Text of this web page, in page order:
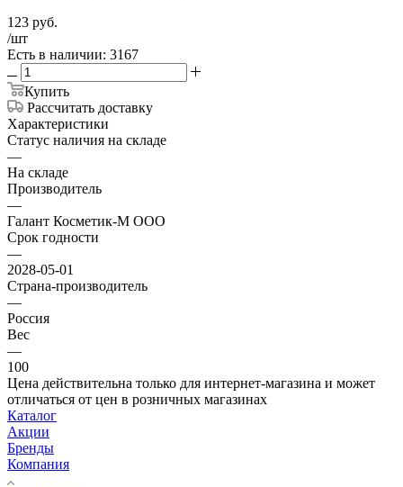
123 руб.
/шт
Есть в наличии: 3167
Купить
Рассчитать доставку
Характеристики
Статус наличия на складе
—
На складе
Производитель
—
Галант Косметик-М ООО
Срок годности
—
2028-05-01
Страна-производитель
—
Россия
Вес
—
100
Цена действительна только для интернет-магазина и может
отличаться от цен в розничных магазинах
Каталог
Акции
Бренды
Компания